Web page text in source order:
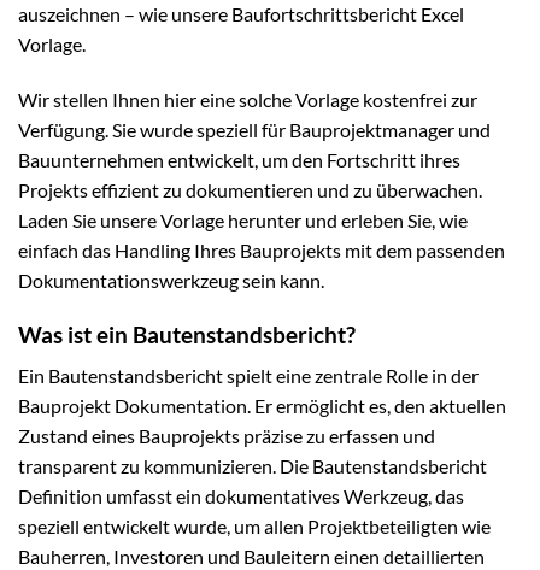
auszeichnen – wie unsere Baufortschrittsbericht Excel
Vorlage.
Wir stellen Ihnen hier eine solche Vorlage kostenfrei zur
Verfügung. Sie wurde speziell für Bauprojektmanager und
Bauunternehmen entwickelt, um den Fortschritt ihres
Projekts effizient zu dokumentieren und zu überwachen.
Laden Sie unsere Vorlage herunter und erleben Sie, wie
einfach das Handling Ihres Bauprojekts mit dem passenden
Dokumentationswerkzeug sein kann.
Was ist ein Bautenstandsbericht?
Ein Bautenstandsbericht spielt eine zentrale Rolle in der
Bauprojekt Dokumentation. Er ermöglicht es, den aktuellen
Zustand eines Bauprojekts präzise zu erfassen und
transparent zu kommunizieren. Die Bautenstandsbericht
Definition umfasst ein dokumentatives Werkzeug, das
speziell entwickelt wurde, um allen Projektbeteiligten wie
Bauherren, Investoren und Bauleitern einen detaillierten